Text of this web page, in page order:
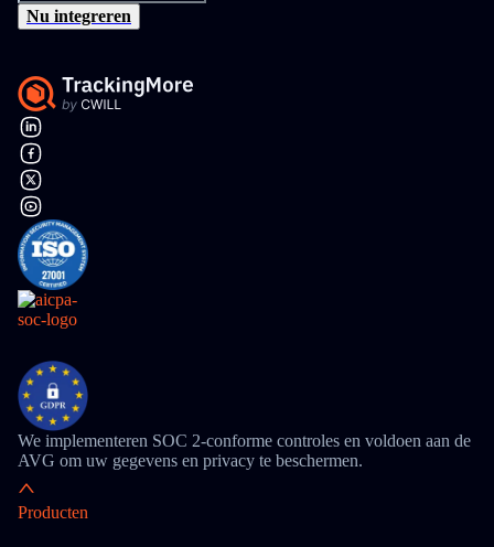
Nu integreren
We implementeren SOC 2-conforme controles en voldoen aan de
AVG om uw gegevens en privacy te beschermen.
Producten